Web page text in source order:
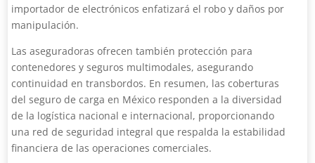
importador de electrónicos enfatizará el robo y daños por
manipulación.
Las aseguradoras ofrecen también protección para
contenedores y seguros multimodales, asegurando
continuidad en transbordos. En resumen, las coberturas
del seguro de carga en México responden a la diversidad
de la logística nacional e internacional, proporcionando
una red de seguridad integral que respalda la estabilidad
financiera de las operaciones comerciales.